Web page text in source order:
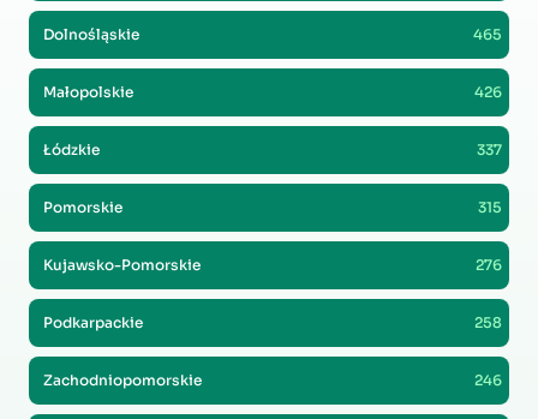
Dolnośląskie 465
Małopolskie 426
Łódzkie 337
Pomorskie 315
Kujawsko-Pomorskie 276
Podkarpackie 258
Zachodniopomorskie 246